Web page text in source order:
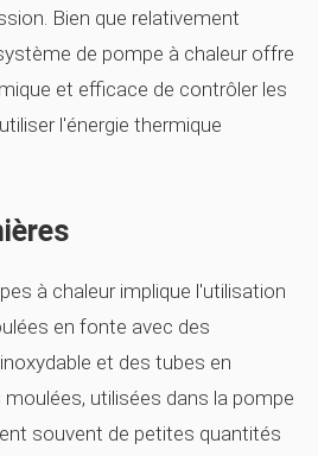
Bien que relativement
de pompe à chaleur offre
et efficace de contrôler les
l'énergie thermique
à chaleur implique l'utilisation
en fonte avec des
et des tubes en
utilisées dans la pompe
souvent de petites quantités